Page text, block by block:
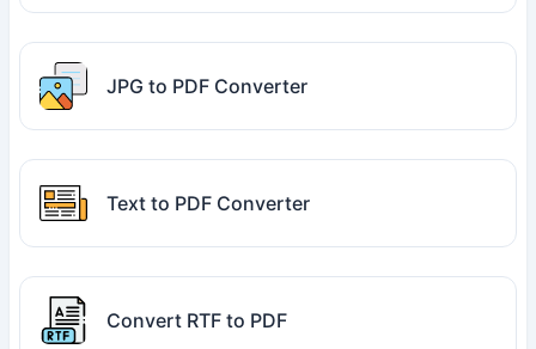
JPG to PDF Converter
Text to PDF Converter
Convert RTF to PDF